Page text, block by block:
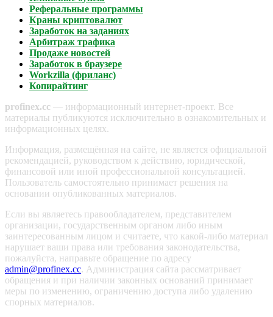
Реферальные программы
Краны криптовалют
Заработок на заданиях
Арбитраж трафика
Продаже новостей
Заработок в браузере
Workzilla (фриланс)
Копирайтинг
profinex.cc — информационный интернет-проект. Все
материалы публикуются исключительно в ознакомительных и
информационных целях.
Информация, размещённая на сайте, не является официальной
рекомендацией, руководством к действию, юридической,
финансовой или иной профессиональной консультацией.
Пользователь самостоятельно принимает решения на
основании опубликованных материалов.
Если вы являетесь правообладателем, представителем
организации, государственным органом либо иным
заинтересованным лицом и считаете, что какой-либо материал
нарушает ваши права или требования законодательства,
пожалуйста, направьте обращение по адресу
admin@profinex.cc. Администрация сайта рассматривает
обращения и при наличии законных оснований принимает
меры по изменению, ограничению доступа либо удалению
спорных материалов.